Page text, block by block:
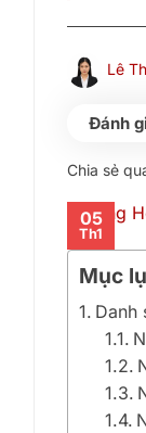
Lê
Chia sẻ
05
Th1
Mục
Danh